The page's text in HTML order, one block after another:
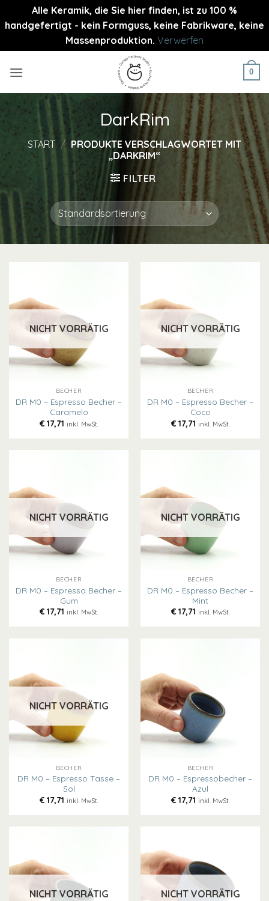
Alle Keramik, die Sie hier finden, ist zu 100 %
handgefertigt - kein Formguss, keine Fabrikware, keine
Massenproduktion. Verwerfen
Inhalt
0
DarkRim
START / PRODUKTE VERSCHLAGWORTET MIT
„DARKRIM“
FILTER
NICHT VORRÄTIG
BECHER
DR M0 – Espresso Becher –
Caramelo
€17,71 inkl. MwSt.
NICHT VORRÄTIG
BECHER
DR M0 – Espresso Becher –
Coco
€17,71 inkl. MwSt.
NICHT VORRÄTIG
BECHER
DR M0 – Espresso Becher –
Gum
€17,71 inkl. MwSt.
NICHT VORRÄTIG
BECHER
DR M0 – Espresso Becher –
Mint
€17,71 inkl. MwSt.
NICHT VORRÄTIG
BECHER
DR M0 – Espresso Tasse –
Sol
€17,71 inkl. MwSt.
BECHER
DR M0 – Espressobecher –
Azul
€17,71 inkl. MwSt.
NICHT VORRÄTIG NICHT VORRÄTIG